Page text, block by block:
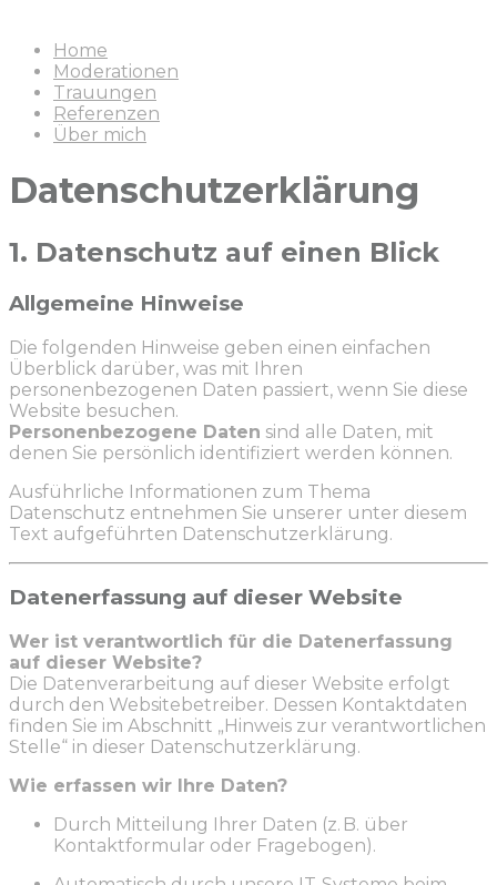
Home
Moderationen
Trauungen
Referenzen
Über mich
Datenschutzerklärung
1. Datenschutz auf einen Blick
Allgemeine Hinweise
Die folgenden Hinweise geben einen einfachen
Überblick darüber, was mit Ihren
personenbezogenen Daten passiert, wenn Sie diese
Website besuchen.
Personenbezogene Daten sind alle Daten, mit
denen Sie persönlich identifiziert werden können.
Ausführliche Informationen zum Thema
Datenschutz entnehmen Sie unserer unter diesem
Text aufgeführten Datenschutzerklärung.
Datenerfassung auf dieser Website
Wer ist verantwortlich für die Datenerfassung
auf dieser Website?
Die Datenverarbeitung auf dieser Website erfolgt
durch den Websitebetreiber. Dessen Kontaktdaten
finden Sie im Abschnitt „Hinweis zur verantwortlichen
Stelle“ in dieser Datenschutzerklärung.
Wie erfassen wir Ihre Daten?
Durch Mitteilung Ihrer Daten (z. B. über
Kontaktformular oder Fragebogen).